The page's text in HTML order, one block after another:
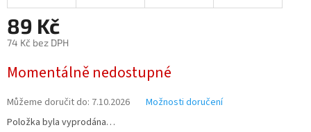
89 Kč
74 Kč bez DPH
cena:
Momentálně nedostupné
Můžeme doručit do: 7.10.2026
Možnosti doručení
Položka byla vyprodána…